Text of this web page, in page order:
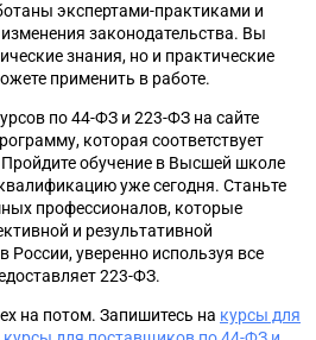
экспертами-практиками и
законодательства. Вы
знания, но и практические
применить в работе.
по 44-ФЗ и 223-ФЗ на сайте
которая соответствует
обучение в Высшей школе
уже сегодня. Станьте
профессионалов, которые
и результативной
России, уверенно используя все
223-ФЗ.
на потом. Запишитесь на курсы для